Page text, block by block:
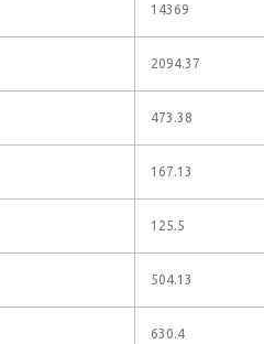
14369
2094.37
473.38
167.13
125.5
504.13
630.4